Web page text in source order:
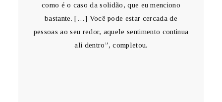
como é o caso da solidão, que eu menciono
bastante. […] Você pode estar cercada de
pessoas ao seu redor, aquele sentimento continua
ali dentro”, completou.